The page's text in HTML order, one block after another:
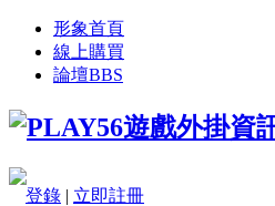
形象首頁
線上購買
論壇BBS
登錄 | 立即註冊